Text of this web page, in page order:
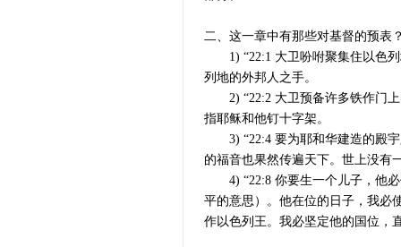
二、这一章中有那些对基督的预表
1) “22:1 大卫吩咐聚集住以色列
列地的外邦人之手。
2) “22:2 大卫预备许多铁作门上
指耶稣和他钉十字架。
3) “22:4 要为耶和华建造的殿宇
的福音也果然传遍天下。世上没有
4) “22:8 你要生一个儿子，他必
平的意思）。他在位的日子，我必
作以色列王。我必坚定他的国位，